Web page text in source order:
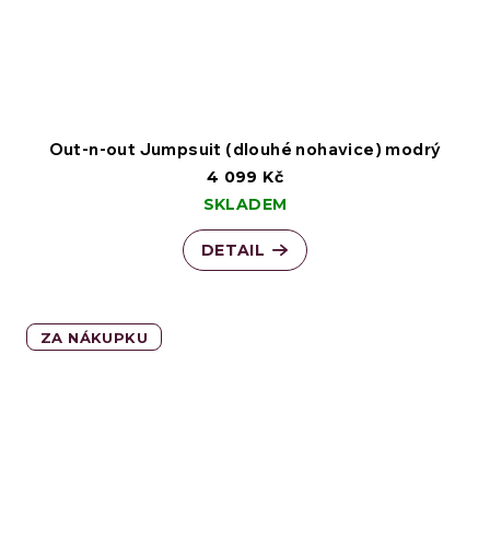
Out-n-out Jumpsuit (dlouhé nohavice) modrý
4 099 Kč
SKLADEM
DETAIL
ZA NÁKUPKU